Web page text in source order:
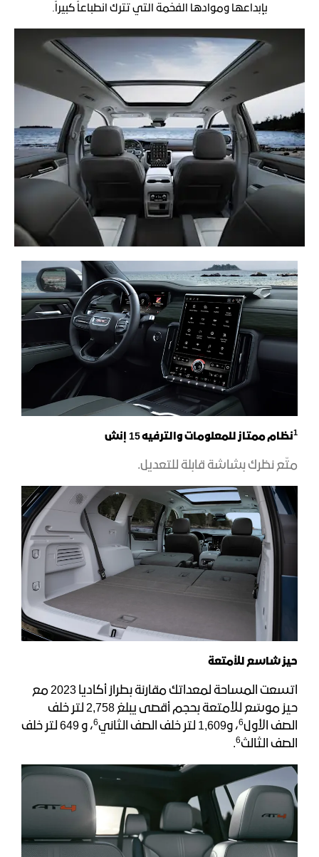
بإبداعها وموادها الفخمة التي تترك انطباعاً كبيراً.
1نظام ممتاز للمعلومات والترفيه 15 إنش
متّع نظرك بشاشة قابلة للتعديل.
حيز شاسع للأمتعة
اتسعت المساحة لمعداتك مقارنة بطراز أكاديا 2023 مع
حيز موسّع للأمتعة بحجم أقصى يبلغ 2,758 لتر خلف
الصف الأول6، و1,609 لتر خلف الصف الثاني 6
، و 649 لتر خلف
الصف الثالث6
.